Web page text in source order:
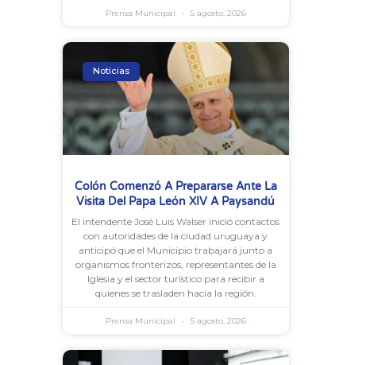
Prensa Municipal 5 agosto, 2026
Noticias
Colón Comenzó A Prepararse Ante La
Visita Del Papa León XIV A Paysandú
El intendente José Luis Walser inició contactos
con autoridades de la ciudad uruguaya y
anticipó que el Municipio trabajará junto a
organismos fronterizos, representantes de la
Iglesia y el sector turístico para recibir a
quienes se trasladen hacia la región.
Prensa Municipal 5 agosto, 2026